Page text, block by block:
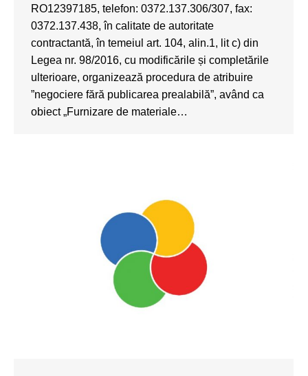
RO12397185, telefon: 0372.137.306/307, fax:
0372.137.438, în calitate de autoritate
contractantă, în temeiul art. 104, alin.1, lit c) din
Legea nr. 98/2016, cu modificările și completările
ulterioare, organizează procedura de atribuire
”negociere fără publicarea prealabilă”, având ca
obiect „Furnizare de materiale…